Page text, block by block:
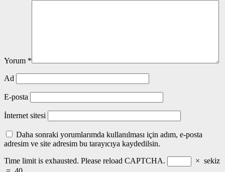
Yorum *
Ad
E-posta
İnternet sitesi
Daha sonraki yorumlarımda kullanılması için adım, e-posta
adresim ve site adresim bu tarayıcıya kaydedilsin.
Time limit is exhausted. Please reload CAPTCHA.
× sekiz